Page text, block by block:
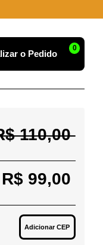
o Pedido 0
110,00
R$ 99,00
Adicionar CEP